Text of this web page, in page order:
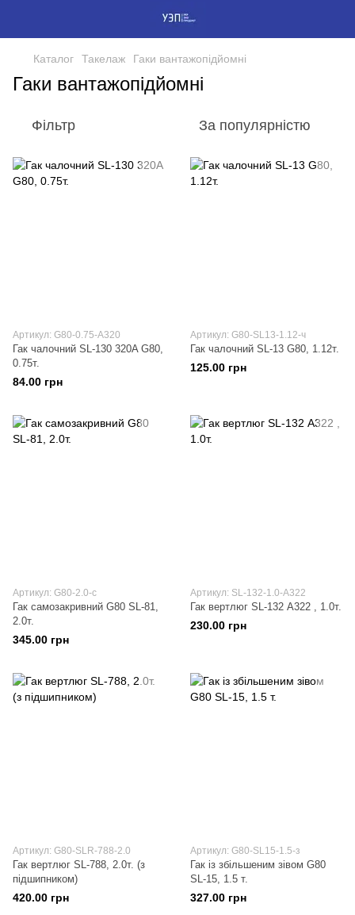
Каталог Такелаж Гаки вантажопідйомні
Гаки вантажопідйомні
Фільтр За популярністю
Артикул: G80-0.75-А320
Гак чалочний SL-130 320A G80,
0.75т.
84.00 грн
Артикул: G80-SL13-1.12-ч
Гак чалочний SL-13 G80, 1.12т.
125.00 грн
Артикул: G80-2.0-с
Гак самозакривний G80 SL-81,
2.0т.
345.00 грн
Артикул: SL-132-1.0-А322
Гак вертлюг SL-132 А322 , 1.0т.
230.00 грн
Артикул: G80-SLR-788-2.0
Гак вертлюг SL-788, 2.0т. (з
підшипником)
420.00 грн
Артикул: G80-SL15-1.5-з
Гак із збільшеним зівом G80
SL-15, 1.5 т.
327.00 грн